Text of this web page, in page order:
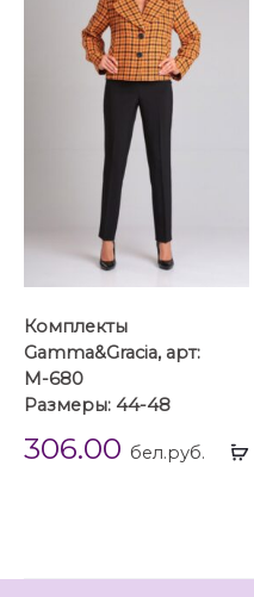
Комплекты
Gamma&Gracia, арт:
М-680
Размеры: 44-48
306.00 бел.руб.